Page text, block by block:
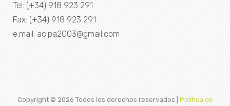
Tel: (+34) 918 923 291
Fax: (+34) 918 923 291
e.mail: acipa2003@gmail.com
Copyright © 2026 Todos los derechos reservados | Política de